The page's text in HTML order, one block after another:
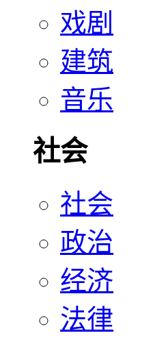
戏剧
建筑
音乐
社会
社会
政治
经济
法律